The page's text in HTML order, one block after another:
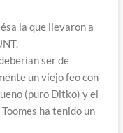
la que llevaron a
ser de
un viejo feo con
(puro Ditko) y el
ha tenido un